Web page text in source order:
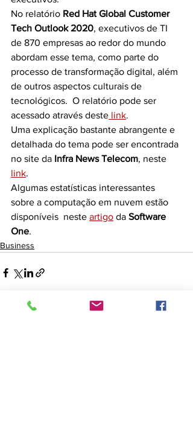
No relatório Red Hat Global Customer
Tech Outlook 2020, executivos de TI
de 870 empresas ao redor do mundo
abordam esse tema, como parte do
processo de transformação digital, além
de outros aspectos culturais de
tecnológicos.  O relatório pode ser
acessado através deste link.
Uma explicação bastante abrangente e
detalhada do tema pode ser encontrada
no site da Infra News Telecom, neste
link.
Algumas estatísticas interessantes
sobre a computação em nuvem estão
disponíveis  neste artigo da Software
One.
Business